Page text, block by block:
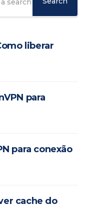
liberar
para
para conexão
cache do